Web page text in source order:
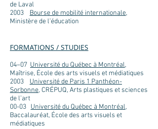
de Laval
2003 Bourse de mobilité internationale,
Ministère de l’éducation
FORMATIONS / STUDIES
04–07 Université du Québec à Montréal,
Maîtrise, École des arts visuels et médiatiques
2003 Université de Paris 1 Panthéon-
Sorbonne, CRÉPUQ, Arts plastiques et sciences
de l’art
00-03 Université du Québec à Montréal,
Baccalauréat, École des arts visuels et
médiatiques